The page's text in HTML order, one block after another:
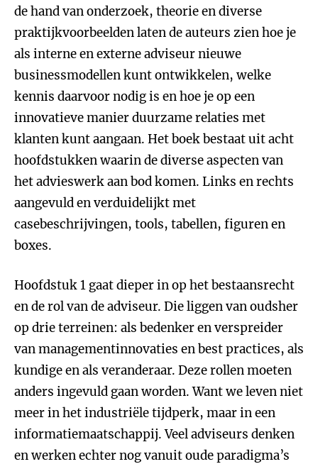
de hand van onderzoek, theorie en diverse
praktijkvoorbeelden laten de auteurs zien hoe je
als interne en externe adviseur nieuwe
businessmodellen kunt ontwikkelen, welke
kennis daarvoor nodig is en hoe je op een
innovatieve manier duurzame relaties met
klanten kunt aangaan. Het boek bestaat uit acht
hoofdstukken waarin de diverse aspecten van
het advieswerk aan bod komen. Links en rechts
aangevuld en verduidelijkt met
casebeschrijvingen, tools, tabellen, figuren en
boxes.
Hoofdstuk 1 gaat dieper in op het bestaansrecht
en de rol van de adviseur. Die liggen van oudsher
op drie terreinen: als bedenker en verspreider
van managementinnovaties en best practices, als
kundige en als veranderaar. Deze rollen moeten
anders ingevuld gaan worden. Want we leven niet
meer in het industriële tijdperk, maar in een
informatiemaatschappij. Veel adviseurs denken
en werken echter nog vanuit oude paradigma’s